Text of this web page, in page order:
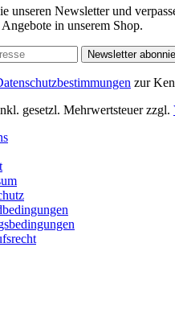
unseren Newsletter und
in unserem Shop.
Newsletter
zur
gesetzl. Mehrwertsteuer zzgl.